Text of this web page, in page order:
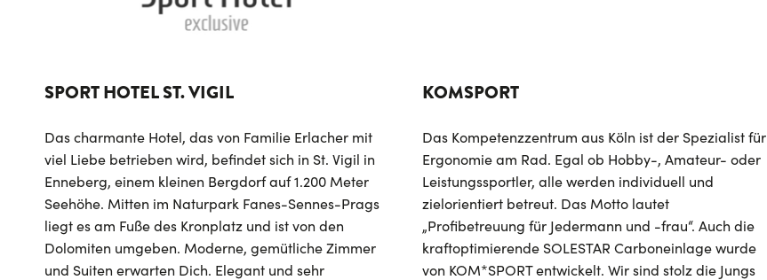
SPORT HOTEL ST. VIGIL
Das charmante Hotel, das von Familie Erlacher mit
viel Liebe betrieben wird, befindet sich in St. Vigil in
Enneberg, einem kleinen Bergdorf auf 1.200 Meter
Seehöhe. Mitten im Naturpark Fanes-Sennes-Prags
liegt es am Fuße des Kronplatz und ist von den
Dolomiten umgeben. Moderne, gemütliche Zimmer
und Suiten erwarten Dich. Elegant und sehr
KOMSPORT
Das Kompetenzzentrum aus Köln ist der Spezialist für
Ergonomie am Rad. Egal ob Hobby-, Amateur- oder
Leistungssportler, alle werden individuell und
zielorientiert betreut. Das Motto lautet
„Profibetreuung für Jedermann und -frau“. Auch die
kraftoptimierende SOLESTAR Carboneinlage wurde
von KOM*SPORT entwickelt. Wir sind stolz die Jungs